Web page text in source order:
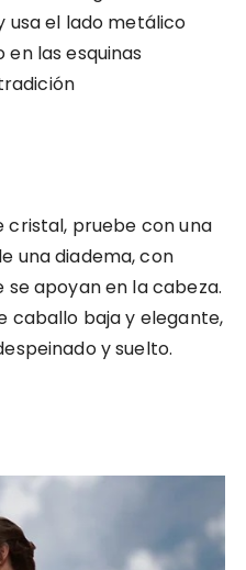
usa el lado metálico
las esquinas
cristal, pruebe con una
una diadema, con
se apoyan en la cabeza.
caballo baja y elegante,
y suelto.